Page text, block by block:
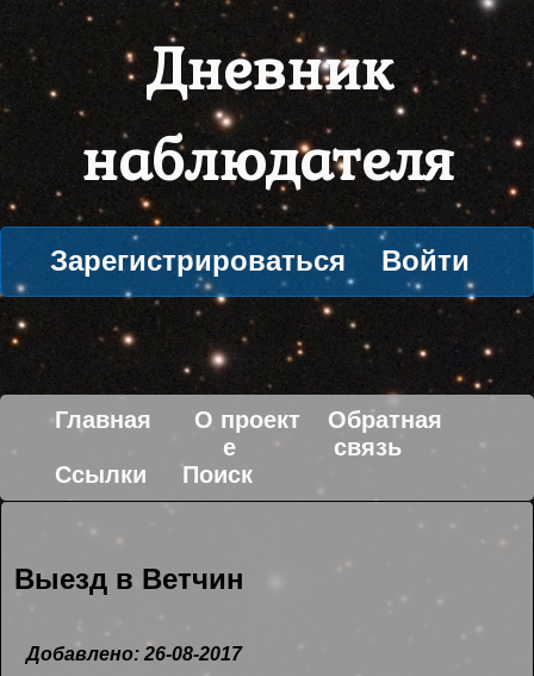
Дневник
наблюдателя
Зарегистрироваться Войти
Главная
О проект
е
Обратная
связь
Ссылки
Поиск
Выезд в Ветчин
Добавлено: 26-08-2017